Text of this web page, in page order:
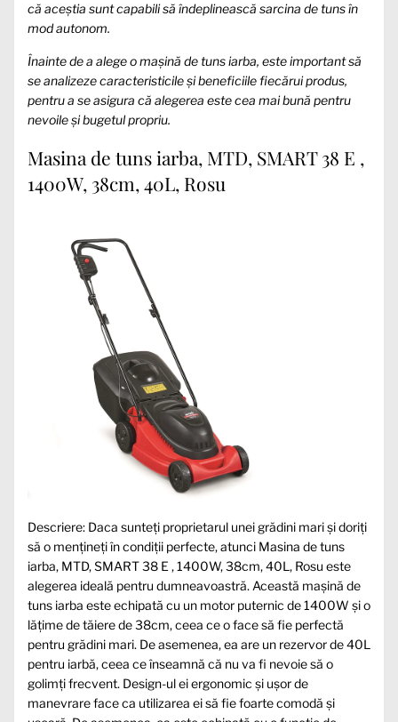
că aceștia sunt capabili să îndeplinească sarcina de tuns în
mod autonom.
Înainte de a alege o mașină de tuns iarba, este important să
se analizeze caracteristicile și beneficiile fiecărui produs,
pentru a se asigura că alegerea este cea mai bună pentru
nevoile și bugetul propriu.
Masina de tuns iarba, MTD, SMART 38 E ,
1400W, 38cm, 40L, Rosu
Descriere: Daca sunteți proprietarul unei grădini mari și doriți
să o mențineți în condiții perfecte, atunci Masina de tuns
iarba, MTD, SMART 38 E , 1400W, 38cm, 40L, Rosu este
alegerea ideală pentru dumneavoastră. Această mașină de
tuns iarba este echipată cu un motor puternic de 1400W și o
lățime de tăiere de 38cm, ceea ce o face să fie perfectă
pentru grădini mari. De asemenea, ea are un rezervor de 40L
pentru iarbă, ceea ce înseamnă că nu va fi nevoie să o
golimți frecvent. Design-ul ei ergonomic și ușor de
manevrare face ca utilizarea ei să fie foarte comodă și